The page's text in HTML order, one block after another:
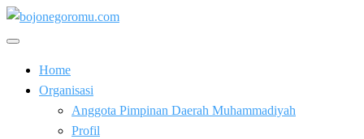
Skip
to
bojonegoromu.com
Home
Organisasi
Anggota Pimpinan Daerah Muhammadiyah
Profil